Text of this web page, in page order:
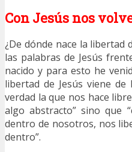
Con Jesús nos
¿De dónde nace la libertad
las palabras de Jesús
nacido y para esto he
libertad de Jesús viene de
verdad la que nos hace
algo abstracto” sino que
dentro de nosotros, nos
dentro”.